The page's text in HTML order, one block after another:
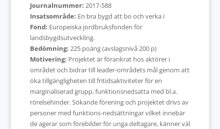
Journalnummer: 2017-588
Insatsområde: En bra bygd att bo och verka i
Fond: Europeiska jordbruksfonden för
landsbygdsutveckling.
Bedömning: 225 poäng (avslagsnivå 200 p)
Motivering: Projektet är förankrat hos aktörer i
området och bidrar till leader-områdets mål genom att
öka tillgängligheten till fritidsaktiviteter för en
marginaliserad grupp, funktionsnedsatta med bl.a.
rörelsehinder. Sökande förening och projektet drivs av
personer med funktions-nedsättningar vilket innebär
de agerar som förebilder för unga deltagare, känner väl